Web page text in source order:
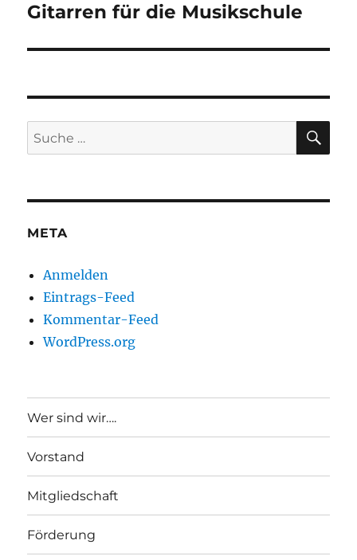
Nächster
Gitarren für die Musikschule
Suche
nach:
META
Anmelden
Eintrags-Feed
Kommentar-Feed
WordPress.org
Wer sind wir….
Vorstand
Mitgliedschaft
Förderung